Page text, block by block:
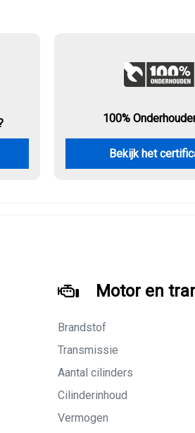
100%
Bekijk het
Motor en
Brandstof
Transmissie
Aantal cilinders
Cilinderinhoud
Vermogen